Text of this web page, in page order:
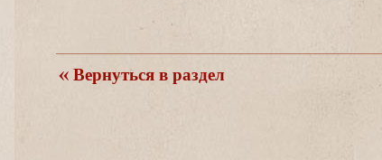
ернуться в раздел